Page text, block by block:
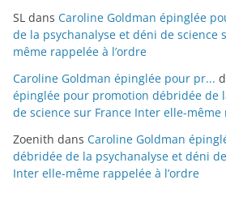
SL dans Caroline Goldman épinglée
de la psychanalyse et déni de science
même rappelée à l’ordre
Caroline Goldman épinglée pour pr...
épinglée pour promotion débridée de
de science sur France Inter elle-même
Zoenith dans Caroline Goldman
débridée de la psychanalyse et déni
Inter elle-même rappelée à l’ordre